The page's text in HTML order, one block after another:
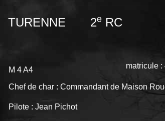
TURENNE 2e RC
M 4 A4 matricule :
Chef de char : Commandant de Maison
Pilote : Jean Pichot